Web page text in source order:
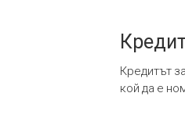
Кредитът
кой да е